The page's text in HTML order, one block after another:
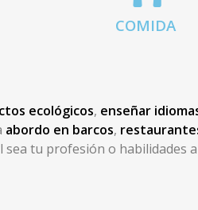
COMIDA
ecológicos, enseñar
abordo en barcos,
tu profesión o habilidades